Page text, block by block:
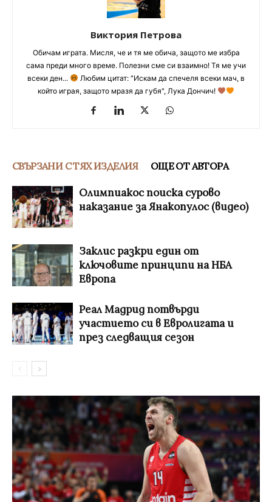
Виктория Петрова
Обичам играта. Мисля, че и тя ме обича, защото ме избра
сама преди много време. Полезни сме си взаимно! Тя ме учи
всеки ден...
Любим цитат: "Искам да спечеля всеки мач, в
който играя, защото мразя да губя", Лука Дончич!
СВЪРЗАНИ С ТЯХ ИЗДЕЛИЯ ОЩЕ ОТ АВТОРА
Олимпиакос поиска сурово
наказание за Янакопулос (видео)
Заклис разкри един от
ключовите принципи на НБА
Европа
Реал Мадрид потвърди
участието си в Евролигата и
през следващия сезон